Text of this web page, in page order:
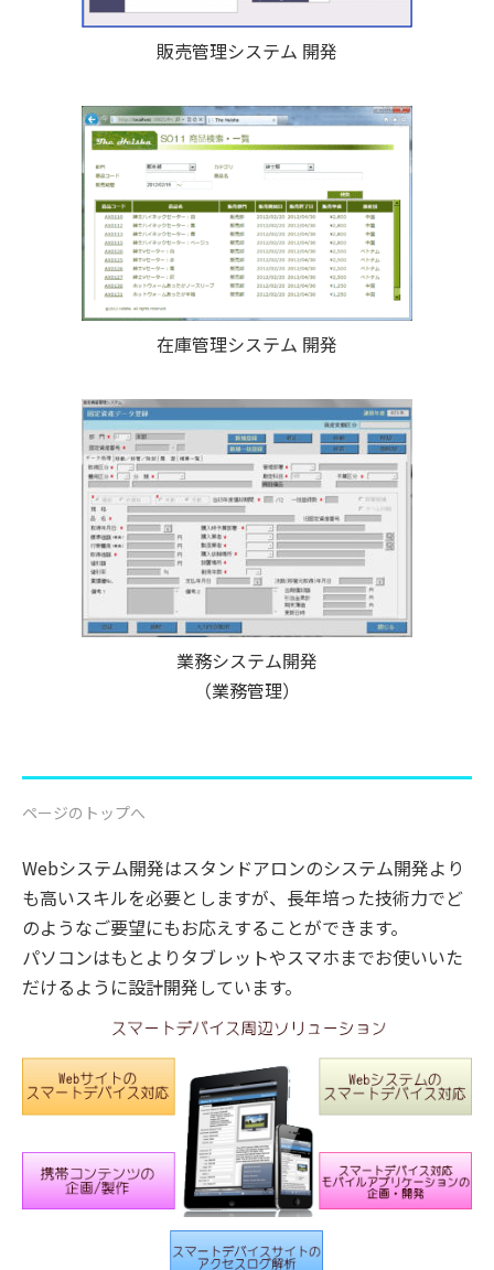
販売管理システム 開発
在庫管理システム 開発
業務システム開発
（業務管理）
ページのトップへ
Webシステム開発はスタンドアロンのシステム開発より
も高いスキルを必要としますが、長年培った技術力でど
のようなご要望にもお応えすることができます。
パソコンはもとよりタブレットやスマホまでお使いいた
だけるように設計開発しています。